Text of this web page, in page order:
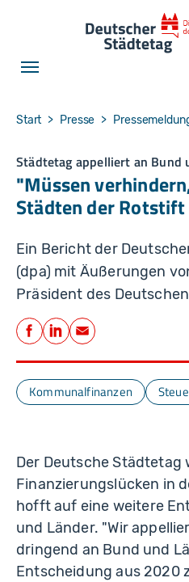
You are here:
Start Presse
Städtetag appelliert an Bund
"Müssen
Städten der
Ein Bericht der
(dpa) mit Äußerungen
Präsident des
Teilen
Facebook
LinkedIn
E-Mail
Kommunalfinanzen
Der Deutsche Städtetag
Finanzierungslücken in
hofft auf eine weitere
und Länder. "Wir
dringend an Bund und
Entscheidung aus 2020